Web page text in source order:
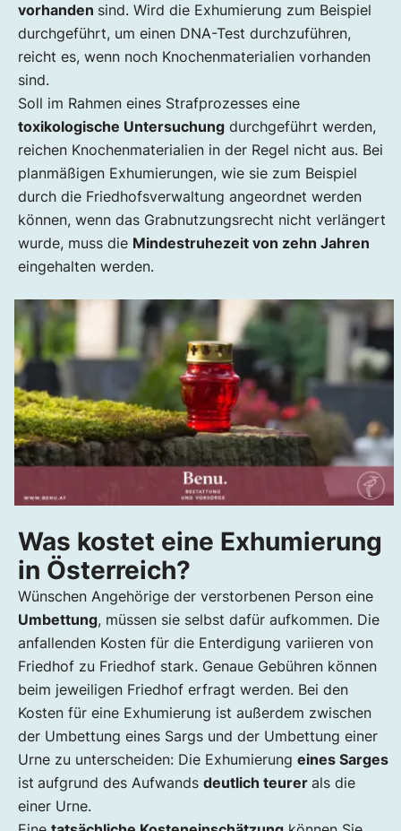
vorhanden sind. Wird die Exhumierung zum Beispiel
durchgeführt, um einen DNA-Test durchzuführen,
reicht es, wenn noch Knochenmaterialien vorhanden
sind.
Soll im Rahmen eines Strafprozesses eine
toxikologische Untersuchung durchgeführt werden,
reichen Knochenmaterialien in der Regel nicht aus. Bei
planmäßigen Exhumierungen, wie sie zum Beispiel
durch die Friedhofsverwaltung angeordnet werden
können, wenn das Grabnutzungsrecht nicht verlängert
wurde, muss die Mindestruhezeit von zehn Jahren
eingehalten werden.
Was kostet eine Exhumierung
in Österreich?
Wünschen Angehörige der verstorbenen Person eine
Umbettung, müssen sie selbst dafür aufkommen. Die
anfallenden Kosten für die Enterdigung variieren von
Friedhof zu Friedhof stark. Genaue Gebühren können
beim jeweiligen Friedhof erfragt werden. Bei den
Kosten für eine Exhumierung ist außerdem zwischen
der Umbettung eines Sargs und der Umbettung einer
Urne zu unterscheiden: Die Exhumierung eines Sarges
ist aufgrund des Aufwands deutlich teurer als die
einer Urne.